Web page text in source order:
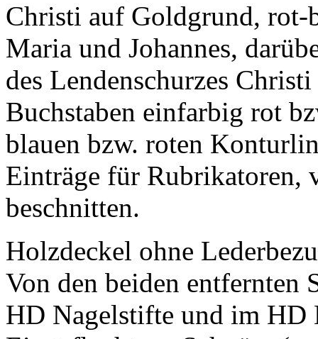
Christi auf Goldgrund, rot-
Maria und Johannes,
des Lendenschurzes
Buchstaben einfarbig rot
blauen bzw. roten
Einträge für Rubrikatoren,
beschnitten.
Holzdeckel ohne
Von den beiden entfernten
HD Nagelstifte und im HD